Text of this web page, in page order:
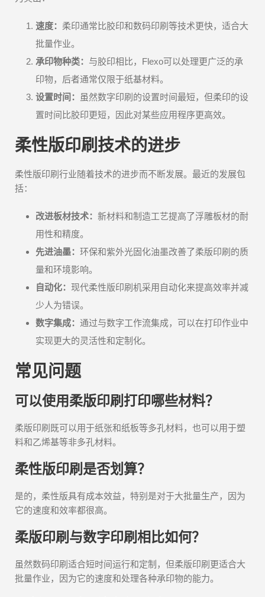
速度： 柔印通常比胶印和数码印刷等技术更快，适合大
批量作业。
承印物种类： 与胶印相比，Flexo可以处理更广泛的承
印物，后者通常仅限于纸基材料。
设置时间：
虽然数字印刷的设置时间最短，但柔印的设
置时间比胶印更短，因此对某些应用程序更高效。
柔性版印刷技术的进步
柔性版印刷行业随着技术的进步而不断发展。最近的发展包
括：
改进板材技术： 新材料和制造工艺提高了浮雕板材的耐
用性和精度。
先进油墨： 环保和紫外光固化油墨改善了柔版印刷的质
量和环境影响。
自动化： 现代柔性版印刷机采用自动化来提高效率并减
少人为错误。
数字集成： 通过与数字工作流集成，可以在打印作业中
实现更大的灵活性和定制化。
常见问题
可以使用柔版印刷打印哪些材料？
柔版印刷既可以用于纸张和纸板等多孔材料，也可以用于塑
料和乙烯基等非多孔材料。
柔性版印刷是否划算？
是的，柔性版具有成本效益，特别是对于大批量生产，因为
它的速度和效率都很高。
柔版印刷与数字印刷相比如何？
虽然数码印刷适合短时间运行和定制，但柔版印刷更适合大
批量作业，因为它的速度和处理各种承印物的能力。